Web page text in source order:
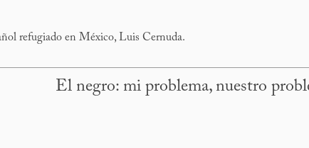
refugiado en México, Luis Cernuda.
El negro: mi problema, nuestro